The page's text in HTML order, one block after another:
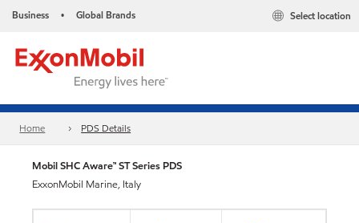
Business • Global Brands Select location
Home PDS Details
Mobil SHC Aware™ ST Series PDS
ExxonMobil Marine, Italy